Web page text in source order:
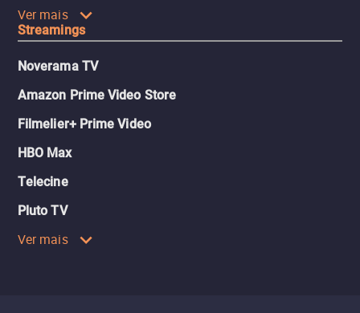
Ver mais
Streamings
Noverama TV
Amazon Prime Video Store
Filmelier+ Prime Video
HBO Max
Telecine
Pluto TV
Ver mais